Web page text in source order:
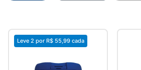
Leve 2 por R$ 55,99 cada